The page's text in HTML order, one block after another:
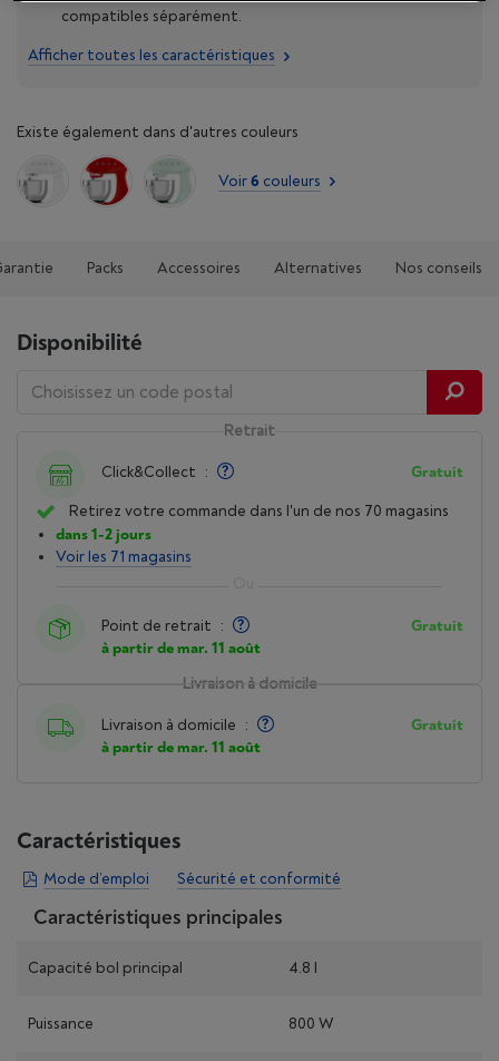
compatibles séparément.
Afficher toutes les caractéristiques
Existe également dans d'autres couleurs
Voir6 couleurs
Packs Accessoires Alternatives Nos conseils
Disponibilité
Livraison à domicile
Livraison à domicile :
à partir de mar. 11 août
Gratuit
Retrait
Click&Collect : Gratuit
Retirez votre commande dans l'un de nos 70 magasins
dans 1-2 jours
Voir les 71 magasins
Point de retrait :
à partir de mar. 11 août
Gratuit
Caractéristiques
Mode d’emploi Sécurité et conformité
Caractéristiques principales
Capacité bol principal 4.8 l
Puissance 800 W